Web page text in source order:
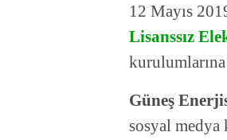
12 Mayıs
Lisanssız
Güneş
sosyal medya